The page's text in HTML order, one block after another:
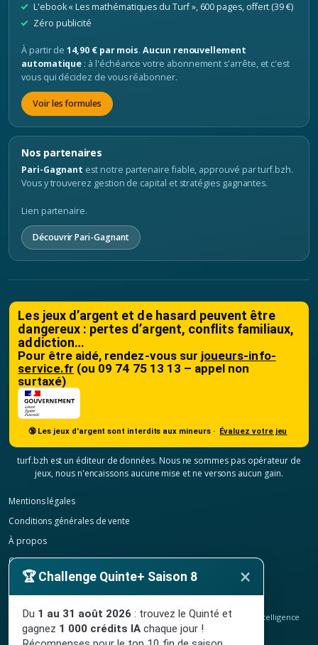
L'ebook « Les mathématiques du Turf », 600 pages, offert (39 €)
Zéro publicité
À partir de14,90 € par mois.Aucun renouvellement
automatique : à l'échéance votre abonnement s'arrête, et c'est
vous qui décidez de vous réabonner.
Voir les formules
Nos partenaires
Pari-Gagnant est notre partenaire fiable, approuvé par turf.bzh.
Vous y trouverez gestion de capital et stratégies gagnantes.
Lien partenaire.
Découvrir Pari-Gagnant
Les jeux d’argent et de hasard peuvent être
dangereux : pertes d’argent, conflits familiaux,
addiction…
Pour être aidé, rendez-vous sur joueurs-info-
service.fr (ou 09 74 75 13 13 – appel non
surtaxé)
🔞 Les jeux d'argent sont interdits aux mineurs · Évaluez votre jeu
turf.bzh est un éditeur de données. Nous ne sommes pas opérateur de
jeux, nous n'encaissons aucune mise et ne versons aucun gain.
Mentions légales
Conditions générales de vente
À propos
Contact
Confidentialité
© 2020-2026 TURF.bzh , analyses hippiques, classement ELO et intelligence
artificielle.
Site indépendant, sans lien avec le PMU. Jeu interdit aux mineurs.
🏆 Challenge Quinte+ Saison 8 ×
Du 1 au 31 août 2026 : trouvez le Quinté et
gagnez 1 000 crédits IA chaque jour !